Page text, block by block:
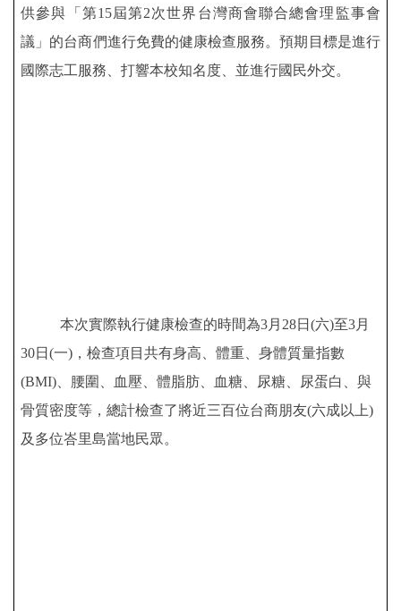
供參與「第15屆第2次世界台灣商會聯合總會理監事會
議」的台商們進行免費的健康檢查服務。預期目標是進行
國際志工服務、打響本校知名度、並進行國民外交。
本次實際執行健康檢查的時間為3月28日(六)至3月
30日(一) ，檢查項目共有身高、體重、身體質量指數
(BMI)、腰圍、血壓、體脂肪、血糖、尿糖、尿蛋白、與
骨質密度等，總計檢查了將近三百位台商朋友(六成以上)
及多位峇里島當地民眾。